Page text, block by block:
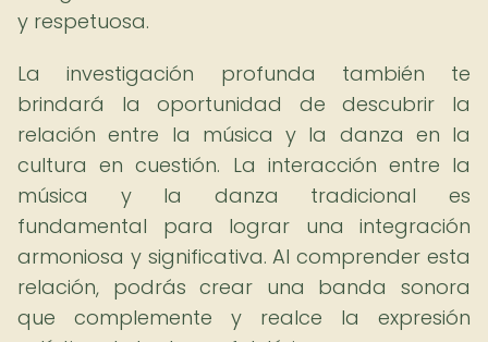
y respetuosa.
La investigación profunda también te
brindará la oportunidad de descubrir la
relación entre la música y la danza en la
cultura en cuestión. La interacción entre la
música y la danza tradicional es
fundamental para lograr una integración
armoniosa y significativa. Al comprender esta
relación, podrás crear una banda sonora
que complemente y realce la expresión